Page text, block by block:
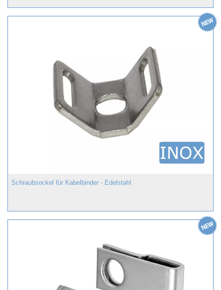
Schraubsockel für Kabelbinder - Edelstahl